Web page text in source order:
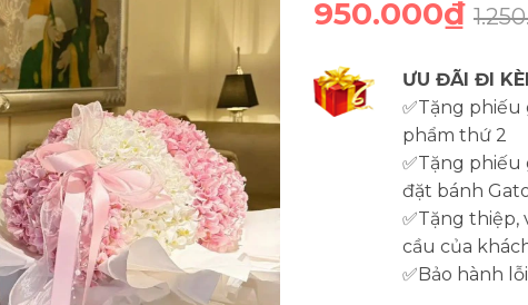
950.000₫
ƯU ĐÃI ĐI
✅Tặng phiếu
phẩm thứ 2
✅Tặng phiếu
đặt bánh
✅Tặng
cầu của
✅Bảo hành lỗi